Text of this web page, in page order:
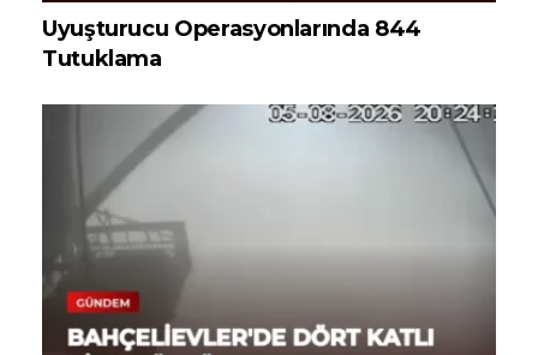
Uyuşturucu Operasyonlarında 844
Tutuklama